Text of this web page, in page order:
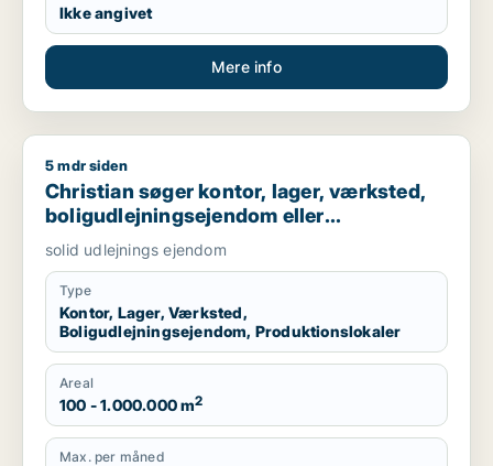
Ikke angivet
Mere info
Christian søger kontor, lager, værksted,
5 mdr siden
Christian søger kontor, lager, værksted,
boligudlejningsejendom eller
produktionslokaler til salg i Nordsjælland,
Roskilde eller Holbæk
solid udlejnings ejendom
Type
Kontor, Lager, Værksted,
Boligudlejningsejendom, Produktionslokaler
Areal
100 - 1.000.000 m2
Max. per måned